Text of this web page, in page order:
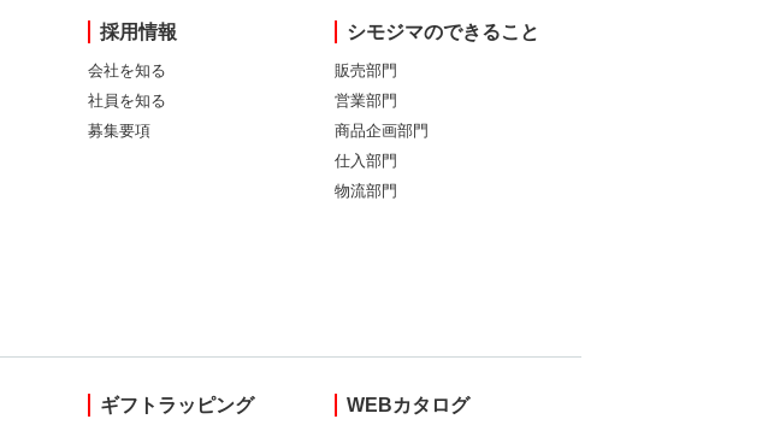
採用情報
会社を知る
社員を知る
募集要項
シモジマのできること
販売部門
営業部門
商品企画部門
仕入部門
物流部門
ギフトラッピング WEBカタログ